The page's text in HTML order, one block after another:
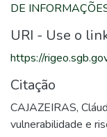
DE
URI - Use o
https://
Citação
CAJAZEIRAS,
vulnerabilidade e